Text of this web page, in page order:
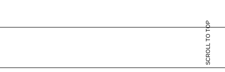
SCROLL TO TOP